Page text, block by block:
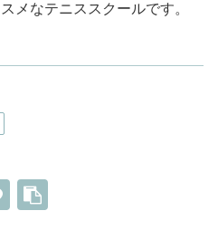
メなテニススクールです。